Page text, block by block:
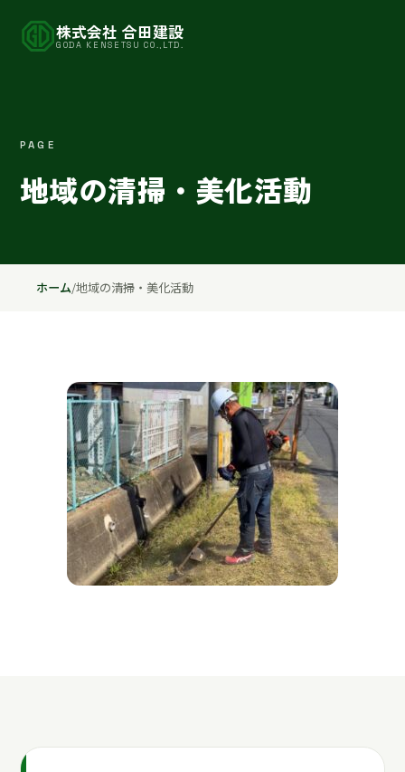
株式会社 合田建設
GODA KENSETSU CO.,LTD.
PAGE
地域の清掃・美化活動
ホーム/地域の清掃・美化活動